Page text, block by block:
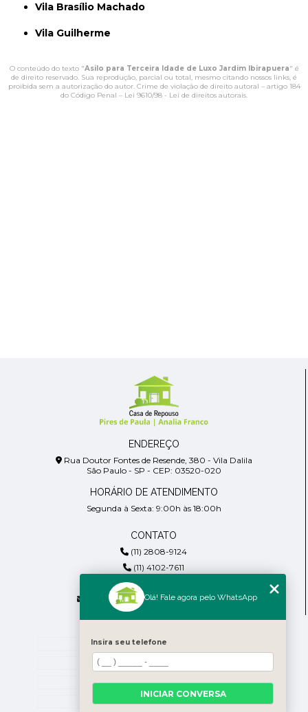
Vila Brasílio Machado
Vila Guilherme
O conteúdo do texto "Asilo para Terceira Idade de Luxo Jardim Ibirapuera" é
de direito reservado. Sua reprodução, parcial ou total, mesmo citando nossos links, é
proibida sem a autorização do autor. Crime de violação de direito autoral – artigo 184
do Código Penal – Lei 9610/98 - Lei de direitos autorais.
ENDEREÇO
Rua Doutor Fontes de Resende, 380 - Vila Dalila
São Paulo - SP - CEP: 03520-020
HORÁRIO DE ATENDIMENTO
Segunda à Sexta: 9:00h às 18:00h
CONTATO
(11) 2808-9124
(11) 4102-7611
(11) 99918-4901
residencialpiresdepaula@gmail.com
Home
Empresa
Blog
Contato
Olá! Fale agora pelo WhatsApp
Insira seu telefone
INICIAR CONVERSA